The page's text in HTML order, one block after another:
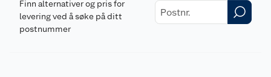
Finn alternativer og pris for
levering ved å søke på ditt
postnummer